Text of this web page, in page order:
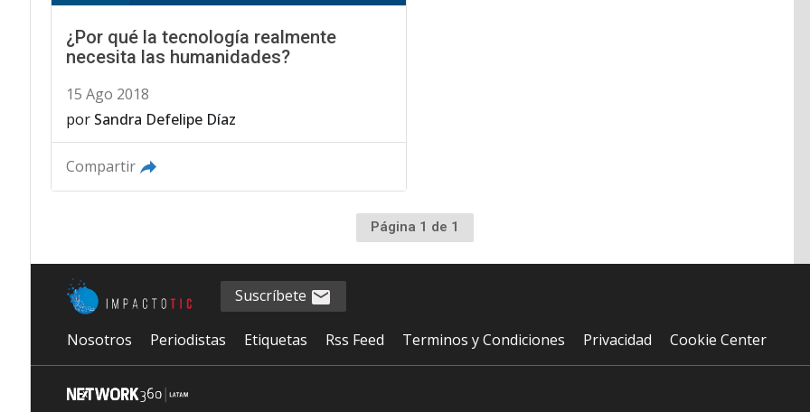
¿Por qué la tecnología realmente
necesita las humanidades?
15 Ago 2018
por Sandra Defelipe Díaz
Compartir
Página 1 de 1
Suscríbete
Nosotros Periodistas Etiquetas Rss Feed Terminos y Condiciones Privacidad Cookie Center